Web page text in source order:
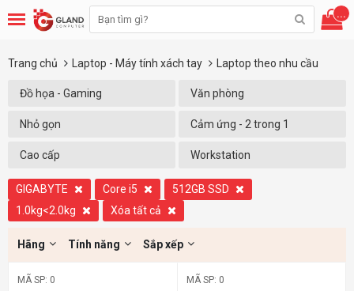
...
Trang chủ Laptop - Máy tính xách tay Laptop theo nhu cầu
Đồ họa - Gaming Văn phòng
Nhỏ gọn Cảm ứng - 2 trong 1
Cao cấp Workstation
GIGABYTE Core i5
512GB SSD
1.0kg<2.0kg
Xóa tất cả
Hãng Tính năng Sắp xếp
MÃ SP: 0 MÃ SP: 0